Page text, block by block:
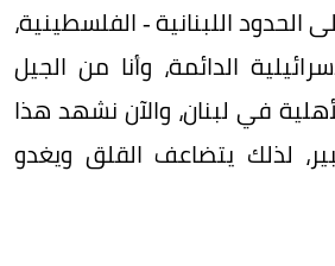
الحدود اللبنانية - الفلسطينية،
الدائمة، وأنا من الجيل
في لبنان، والآن نشهد هذا
لذلك يتضاعف القلق ويغدو